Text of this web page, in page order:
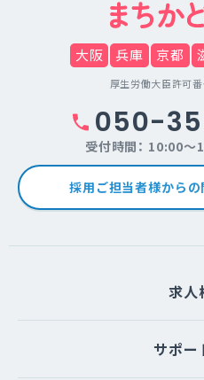
大阪 兵庫 京都
厚生労働大臣許可
050-
受付時間： 10:00～
採用ご担当者様から
求人
サポー